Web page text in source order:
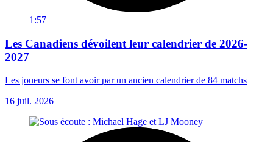
1:57
Les Canadiens dévoilent leur calendrier de 2026-
2027
Les joueurs se font avoir par un ancien calendrier de 84 matchs
16 juil. 2026